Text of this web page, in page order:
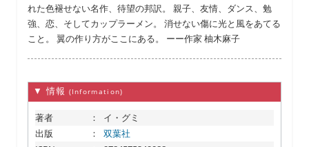
れた色褪せない名作、待望の邦訳。 親子、友情、ダンス、勉
強、恋、そしてカップラーメン。 消せない傷に光と風をあてる
こと。 翼の作り方がここにある。 ーー作家 柚木麻子
▼ 情報 (Information)
著者 ：
イ・グミ
出版
：
双葉社